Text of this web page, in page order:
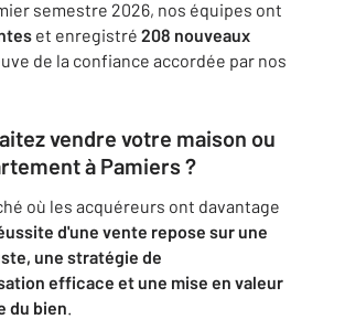
semestre 2026, nos équipes ont
et enregistré 208 nouveaux
de la confiance accordée par nos
vendre votre maison ou
à Pamiers ?
où les acquéreurs ont davantage
d'une vente repose sur une
une stratégie de
efficace et une mise en valeur
du bien.